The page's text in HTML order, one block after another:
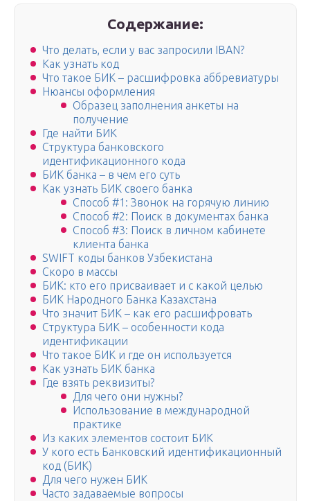
Содержание:
Что делать, если у вас запросили IBAN?
Как узнать код
Что такое БИК – расшифровка аббревиатуры
Нюансы оформления
Образец заполнения анкеты на
получение
Где найти БИК
Структура банковского
идентификационного кода
БИК банка – в чем его суть
Как узнать БИК своего банка
Способ #1: Звонок на горячую линию
Способ #2: Поиск в документах банка
Способ #3: Поиск в личном кабинете
клиента банка
SWIFT коды банков Узбекистана
Скоро в массы
БИК: кто его присваивает и с какой целью
БИК Народного Банка Казахстана
Что значит БИК – как его расшифровать
Структура БИК – особенности кода
идентификации
Что такое БИК и где он используется
Как узнать БИК банка
Где взять реквизиты?
Для чего они нужны?
Использование в международной
практике
Из каких элементов состоит БИК
У кого есть Банковский идентификационный
код (БИК)
Для чего нужен БИК
Часто задаваемые вопросы